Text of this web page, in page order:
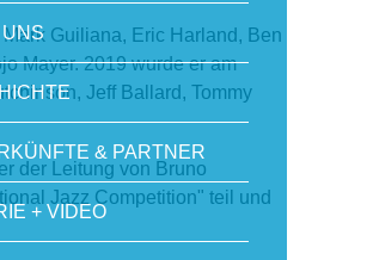
Guiliana, Eric Harland, Ben
Mayer. 2019 wurde er am
Jeff Ballard, Tommy
der Leitung von Bruno
Jazz Competition" teil und
& PARTNER
+ VIDEO